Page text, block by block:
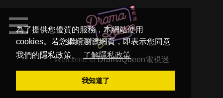
為了提供您優質的服務，本網站使用
cookies。若您繼續瀏覽網頁，即表示您同意
我們的隱私政策。
了解隱私政策
我知道了
Welcome toDramaQueen電視迷